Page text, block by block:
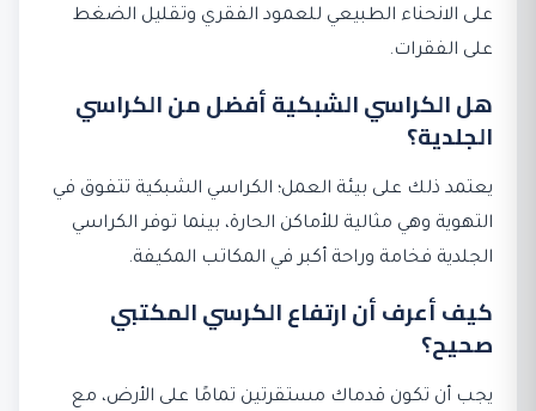
على الانحناء الطبيعي للعمود الفقري وتقليل الضغط
على الفقرات.
هل الكراسي الشبكية أفضل من الكراسي
الجلدية؟
يعتمد ذلك على بيئة العمل؛ الكراسي الشبكية تتفوق في
التهوية وهي مثالية للأماكن الحارة، بينما توفر الكراسي
الجلدية فخامة وراحة أكبر في المكاتب المكيفة.
كيف أعرف أن ارتفاع الكرسي المكتبي
صحيح؟
يجب أن تكون قدماك مستقرتين تمامًا على الأرض، مع